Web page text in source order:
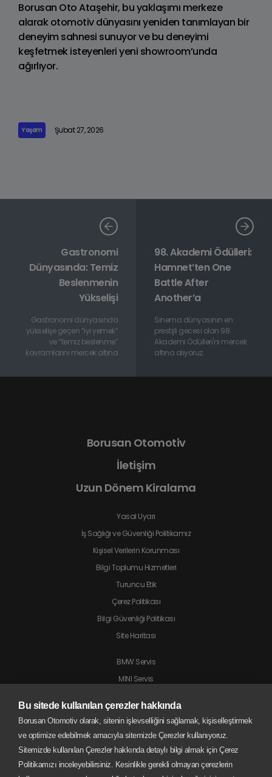
Bu sitede kullanılan çerezler hakkında
Borusan Otomotiv olarak, sitenin işlevselliğini sağlamak, kişiselleştirmek
ve optimize edebilmek amacıyla sitemizde Çerezler kullanıyoruz.
Sitemizde kullanılan Çerezler hakkında detaylı bilgi almak için Çerez
Politikamızı inceleyebilirsiniz. Kesinlikle gerekli olmayan çerezlerin
Borusan Oto Ataşehir, bu yaklaşımı merkeze
alarak otomotiv dünyasını yeniden tanımlayan bir
deneyim sahnesi sunuyor ve bu deneyimi
keşfetmek isteyenleri yeni showroom’unda
ağırlıyor.
Yaşam Şubat 27, 2026
Gastronomi
Dünyasında: Temiz
Beslenmenin
Yükselişi
Gastronomi dünyasında
yükselişe geçen “iyi yemek”
ve “temiz beslenme”
kavramlarını mercek altına
98. Akademi Ödülleri:
Hamnet’ten One
Battle After
Another’a
Sinema dünyasının en
prestijli gecesi olan 98.
Akademi Ödülleri'ni mercek
altına alıyoruz.
Borusan Otomotiv
İletişim
Uzun Dönem Kiralama
Yasal Uyarı
İş Sağlığı ve Güvenliği Politikamız
Kişisel Verilerin Korunması
Bilgi Toplumu Hizmetleri
Turuncu Etik
Çerez Politikası
Bilgi Güvenliği Politikası
Site Haritası
BMW Servis
MINI Servis
Land Rover Servis
BMW Motorrad Servis